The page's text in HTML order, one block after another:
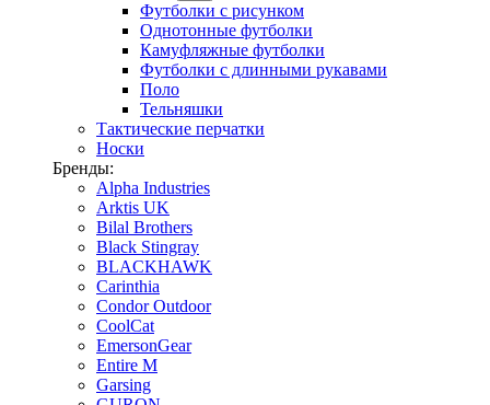
Футболки с рисунком
Однотонные футболки
Камуфляжные футболки
Футболки с длинными рукавами
Поло
Тельняшки
Тактические перчатки
Носки
Бренды:
Alpha Industries
Arktis UK
Bilal Brothers
Black Stingray
BLACKHAWK
Carinthia
Condor Outdoor
CoolCat
EmersonGear
Entire M
Garsing